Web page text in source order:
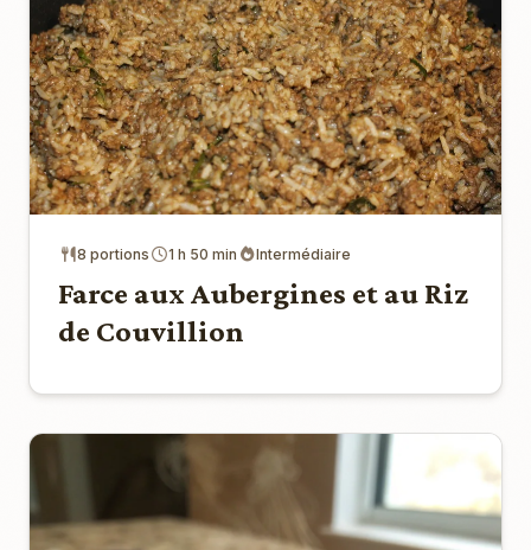
8 portions 1 h 50 min Intermédiaire
Farce aux Aubergines et au Riz
de Couvillion